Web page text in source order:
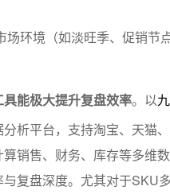
环境（如淡旺季、促销节
能极大提升复盘效率。以
析平台，支持淘宝、天猫
销售、财务、库存等多维
复盘深度。尤其对于SKU